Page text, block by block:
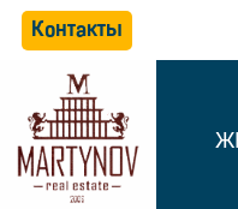
Контакты